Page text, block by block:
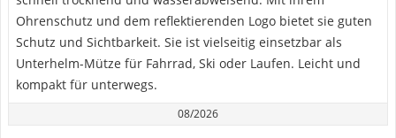
Ohrenschutz und dem reflektierenden Logo bietet sie guten
Schutz und Sichtbarkeit. Sie ist vielseitig einsetzbar als
Unterhelm-Mütze für Fahrrad, Ski oder Laufen. Leicht und
kompakt für unterwegs.
08/2026